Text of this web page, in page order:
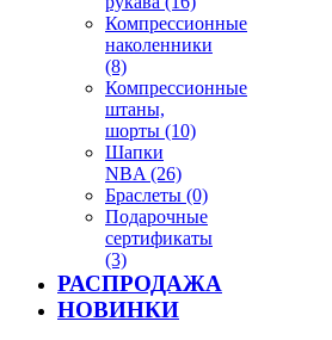
Компрессионные
наколенники
(8)
Компрессионные
штаны,
шорты (10)
Шапки
NBA (26)
Браслеты (0)
Подарочные
сертификаты
(3)
РАСПРОДАЖА
НОВИНКИ